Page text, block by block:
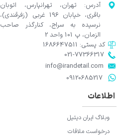
آدرس: تهران، تهرانپارس، اتوبان
باقری، خیابان 196 غربی (زفرقندی)،
نرسیده به سراج، کنارگذر صاحب
الزمان، پ 101 واحد 2
​​​​​​​info@irandetail.com
021-77366317​​​​​​​​​​​​​​​​​​​​​
​​​​​​​09120685217​​​​​​​
کد پستی: 1686647511
اطلاعات
وبلاگ ایران دیتیل
درخواست ملاقات